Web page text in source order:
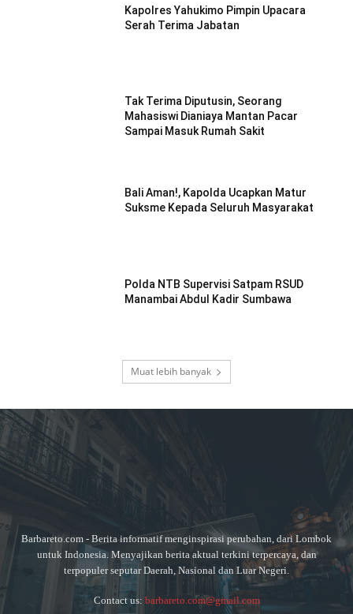
Kapolres Yahukimo Pimpin Upacara
Serah Terima Jabatan
Tak Terima Diputusin, Seorang
Mahasiswi Dianiaya Mantan Pacar
Sampai Masuk Rumah Sakit
Bali Aman!, Kapolda Ucapkan Matur
Suksme Kepada Seluruh Masyarakat
Polda NTB Supervisi Satpam RSUD
Manambai Abdul Kadir Sumbawa
Muat lebih banyak
Barbareto.com - Berita informatif menginspirasi perubahan, dari Lombok
untuk Indonesia. Menyajikan berita aktual terkini terpercaya, dan
terpopuler seputar Daerah, Nasional dan Luar Negeri.
Contact us: barbareto.com@gmail.com